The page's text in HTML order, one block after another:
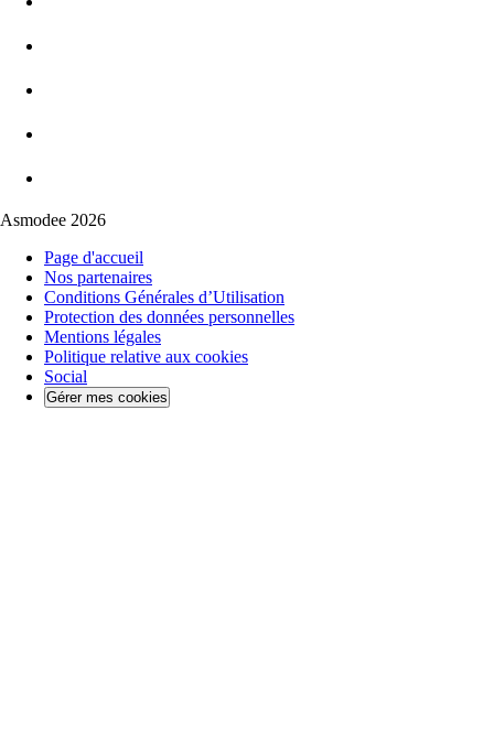
Asmodee 2026
Page d'accueil
Nos partenaires
Conditions Générales d’Utilisation
Protection des données personnelles
Mentions légales
Politique relative aux cookies
Social
Gérer mes cookies